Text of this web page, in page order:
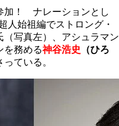
加！ ナレーションとし
人始祖編でストロング・
（写真左）、アシュラマン
を務める神谷浩史
（ひろ
ている。